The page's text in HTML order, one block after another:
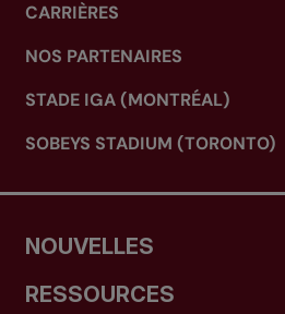
CARRIÈRES
NOS PARTENAIRES
STADE IGA (MONTRÉAL)
SOBEYS STADIUM (TORONTO)
NOUVELLES
RESSOURCES